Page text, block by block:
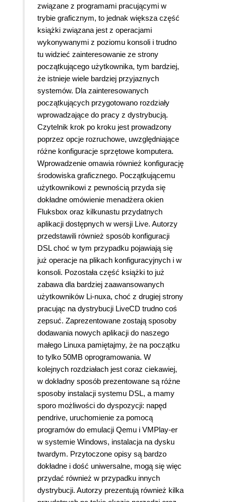
związane z programami pracującymi w
trybie graficznym, to jednak większa część
książki związana jest z operacjami
wykonywanymi z poziomu konsoli i trudno
tu widzieć zainteresowanie ze strony
początkującego użytkownika, tym bardziej,
że istnieje wiele bardziej przyjaznych
systemów. Dla zainteresowanych
początkujących przygotowano rozdziały
wprowadzające do pracy z dystrybucją.
Czytelnik krok po kroku jest prowadzony
poprzez opcje rozruchowe, uwzględniające
różne konfiguracje sprzętowe komputera.
Wprowadzenie omawia również konfigurację
środowiska graficznego. Początkującemu
użytkownikowi z pewnością przyda się
dokładne omówienie menadżera okien
Fluksbox oraz kilkunastu przydatnych
aplikacji dostępnych w wersji Live. Autorzy
przedstawili również sposób konfiguracji
DSL choć w tym przypadku pojawiają się
już operacje na plikach konfiguracyjnych i w
konsoli. Pozostała część książki to już
zabawa dla bardziej zaawansowanych
użytkowników Li-nuxa, choć z drugiej strony
pracując na dystrybucji LiveCD trudno coś
zepsuć. Zaprezentowane zostają sposoby
dodawania nowych aplikacji do naszego
małego Linuxa pamiętajmy, że na początku
to tylko 50MB oprogramowania. W
kolejnych rozdziałach jest coraz ciekawiej,
w dokładny sposób prezentowane są różne
sposoby instalacji systemu DSL, a mamy
sporo możliwości do dyspozycji: napęd
pendrive, uruchomienie za pomocą
programów do emulacji Qemu i VMPlay-er
w systemie Windows, instalacja na dysku
twardym. Przytoczone opisy są bardzo
dokładne i dość uniwersalne, mogą się więc
przydać również w przypadku innych
dystrybucji. Autorzy prezentują również kilka